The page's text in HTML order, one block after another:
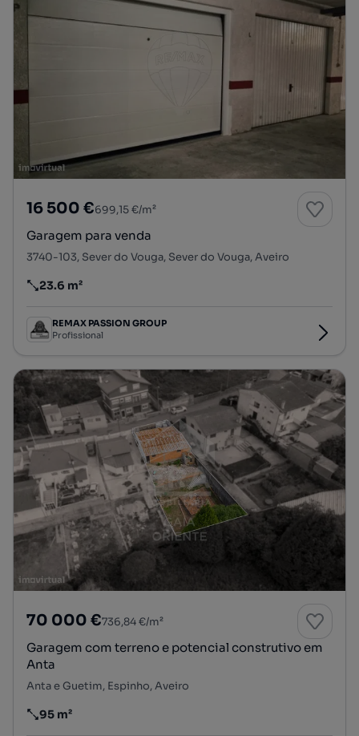
16 500 €699,15 €/m²
Garagem para venda
3740-103, Sever do Vouga, Sever do Vouga, Aveiro
Preço por metro quadrado
23.6 m²
REMAX PASSION GROUP
Profissional
70 000 €736,84 €/m²
Garagem com terreno e potencial construtivo em
Anta
Anta e Guetim, Espinho, Aveiro
Preço por metro quadrado
95 m²